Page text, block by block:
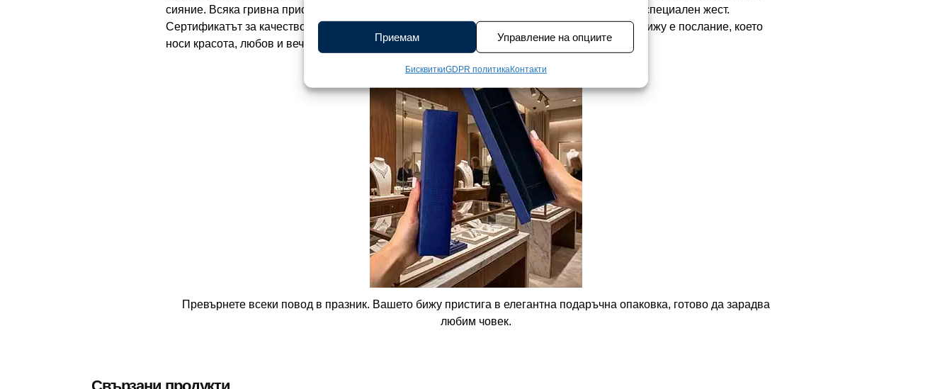
Приемам Управление на опциите
БисквиткиGDPR политикаКонтакти
сияние. Всяка гривна пристига в стилна подаръчна кутийка, която подсилва усещането за специален жест.
Сертификатът за качеството на благородния метал е гаранция за нейната стойност. Това бижу е послание, което
носи красота, любов и вечна женственост.
Превърнете всеки повод в празник. Вашето бижу пристига в елегантна подаръчна опаковка, готово да зарадва
любим човек.